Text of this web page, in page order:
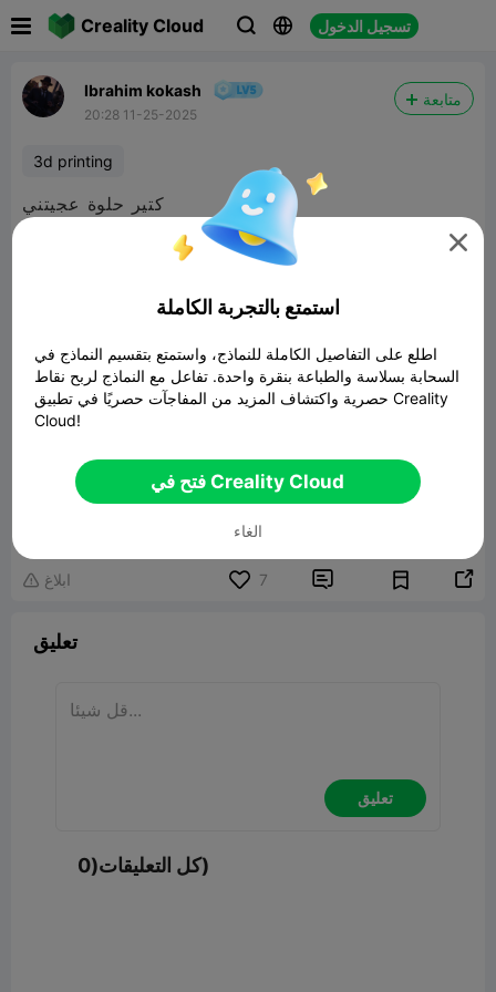
Creality Cloud   تسجيل الدخول
Ibrahim kokash
20:28 11-25-2025
متابعة
3d printing
كتير حلوة عجيتني
dekoratif biblo vazo
 ابلاغ 7  
تعليق
تعليق
كل التعليقات(0)

استمتع بالتجربة الكاملة
اطلع على التفاصيل الكاملة للنماذج، واستمتع بتقسيم النماذج في
السحابة بسلاسة والطباعة بنقرة واحدة. تفاعل مع النماذج لربح نقاط
حصرية واكتشاف المزيد من المفاجآت حصريًا في تطبيق Creality
Cloud!
فتح في Creality Cloud
الغاء